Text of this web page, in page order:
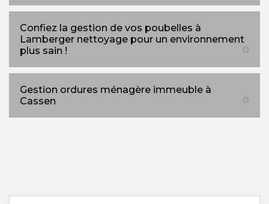
Confiez la gestion de vos poubelles à
Lamberger nettoyage pour un environnement
plus sain !
Gestion ordures ménagère immeuble à
Cassen